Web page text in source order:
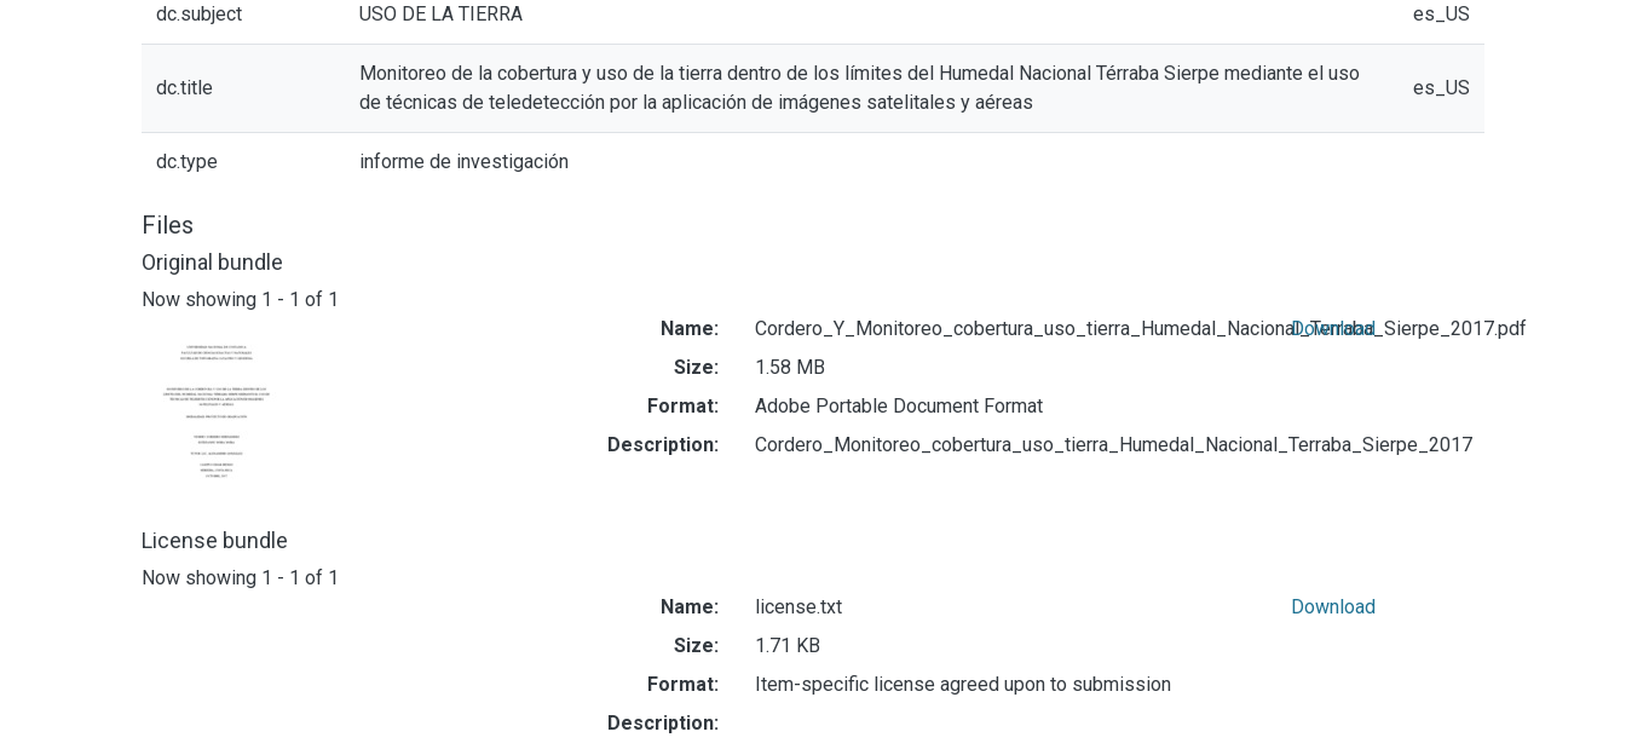
dc.subject USO DE LA TIERRA es_US
dc.title
Monitoreo de la cobertura y uso de la tierra dentro de los límites del Humedal Nacional Térraba Sierpe mediante el uso
de técnicas de teledetección por la aplicación de imágenes satelitales y aéreas
es_US
dc.type informe de investigación
Files
Original bundle
Now showing 1 - 1 of 1
Name:
Cordero_Y_Monitoreo_cobertura_uso_tierra_Humedal_Nacional_Terraba_Sierpe_2017.pdf
Size:
1.58 MB
Format:
Adobe Portable Document Format
Description:
Cordero_Monitoreo_cobertura_uso_tierra_Humedal_Nacional_Terraba_Sierpe_2017
Download
License bundle
Now showing 1 - 1 of 1
Name:
license.txt
Size:
1.71 KB
Format:
Item-specific license agreed upon to submission
Description:
Download